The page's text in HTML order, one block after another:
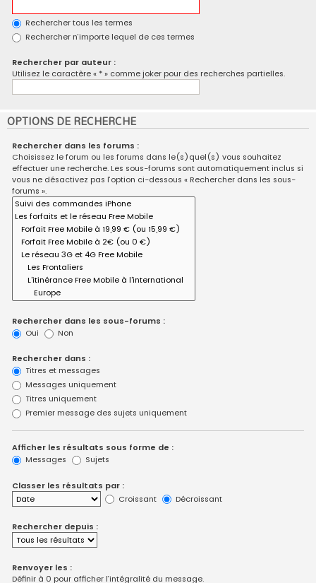
Rechercher tous les termes
Rechercher n’importe lequel de ces termes
Rechercher par auteur :
Utilisez le caractère « * » comme joker pour des recherches partielles.
OPTIONS DE RECHERCHE
Rechercher dans les forums :
Choisissez le forum ou les forums dans le(s)quel(s) vous souhaitez
effectuer une recherche. Les sous-forums sont automatiquement inclus si
vous ne désactivez pas l’option ci-dessous « Rechercher dans les sous-
forums ».
Rechercher dans les sous-forums :
Oui
Non
Rechercher dans :
Titres et messages
Messages uniquement
Titres uniquement
Premier message des sujets uniquement
Afficher les résultats sous forme de :
Messages
Sujets
Classer les résultats par :
Croissant
Décroissant
Rechercher depuis :
Renvoyer les :
Définir à 0 pour afficher l’intégralité du message.